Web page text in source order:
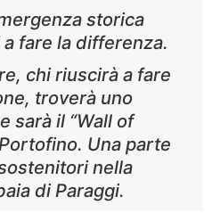
storica
fare la differenza.
chi riuscirà a fare
troverà uno
sarà il “Wall of
Una parte
nella
di Paraggi.